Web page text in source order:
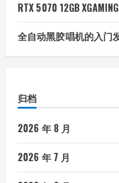
RTX 5070 12GB
全自动黑胶唱机的入
归档
2026 年 8 月
2026 年 7 月